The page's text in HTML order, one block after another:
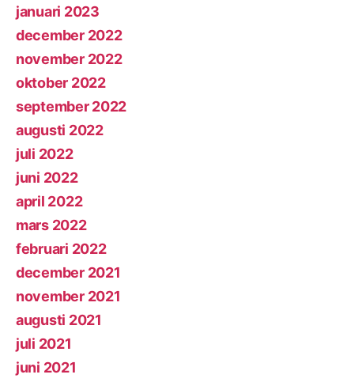
januari 2023
december 2022
november 2022
oktober 2022
september 2022
augusti 2022
juli 2022
juni 2022
april 2022
mars 2022
februari 2022
december 2021
november 2021
augusti 2021
juli 2021
juni 2021